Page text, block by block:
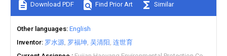
Download PDF Find Prior Art Similar
Other languages English
Inventor 罗水源 罗福坤 吴清阳 连世育